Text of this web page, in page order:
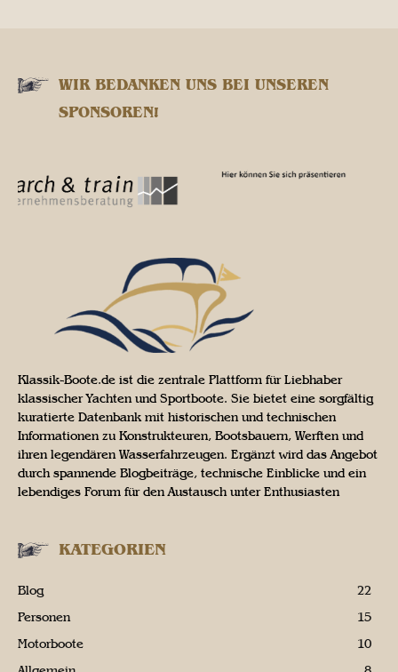
WIR BEDANKEN UNS BEI UNSEREN
SPONSOREN!
Klassik-Boote.de ist die zentrale Plattform für Liebhaber
klassischer Yachten und Sportboote. Sie bietet eine sorgfältig
kuratierte Datenbank mit historischen und technischen
Informationen zu Konstrukteuren, Bootsbauern, Werften und
ihren legendären Wasserfahrzeugen. Ergänzt wird das Angebot
durch spannende Blogbeiträge, technische Einblicke und ein
lebendiges Forum für den Austausch unter Enthusiasten
KATEGORIEN
Blog
22
Personen
15
Motorboote
10